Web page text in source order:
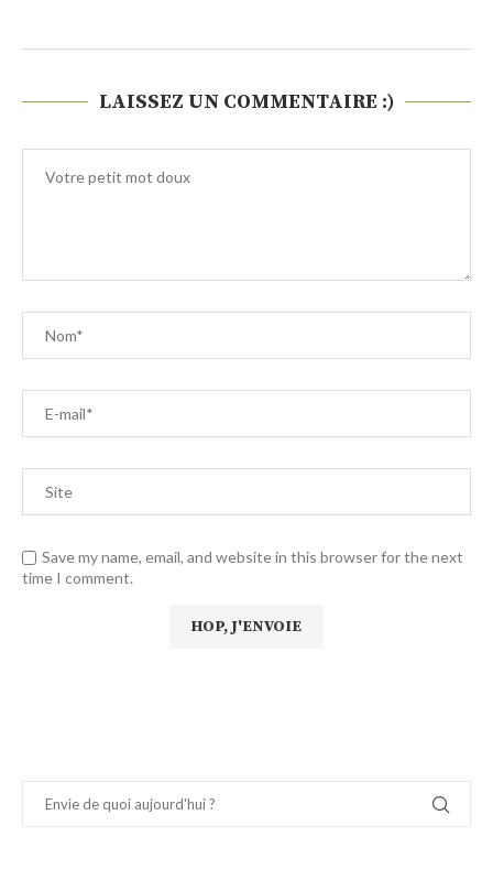
LAISSEZ UN COMMENTAIRE :)
Save my name, email, and website in this browser for the next
time I comment.